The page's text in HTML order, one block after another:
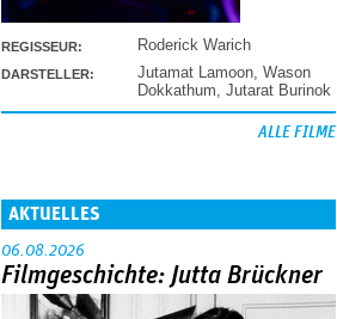
REGISSEUR: Roderick Warich
DARSTELLER: Jutamat Lamoon Wason
Dokkathum Jutarat Burinok
ALLE FILME
AKTUELLES
06.08.2026
Filmgeschichte: Jutta Brückner